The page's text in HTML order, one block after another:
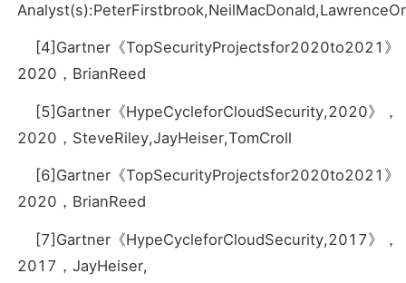
[4]Gartner《TopSecurityProjectsfor2020to2021》
2020，BrianReed
[5]Gartner《HypeCycleforCloudSecurity,2020》，
2020，SteveRiley,JayHeiser,TomCroll
[6]Gartner《TopSecurityProjectsfor2020to2021》
2020，BrianReed
[7]Gartner《HypeCycleforCloudSecurity,2017》，
2017，JayHeiser,